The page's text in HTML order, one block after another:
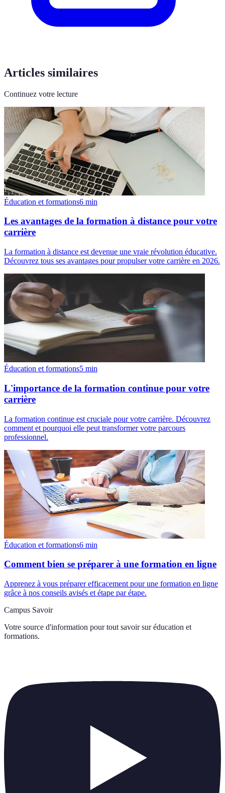
Articles similaires
Continuez votre lecture
Éducation et formations6 min
Les avantages de la formation à distance pour votre
carrière
La formation à distance est devenue une vraie révolution éducative.
Découvrez tous ses avantages pour propulser votre carrière en 2026.
Éducation et formations5 min
L'importance de la formation continue pour votre
carrière
La formation continue est cruciale pour votre carrière. Découvrez
comment et pourquoi elle peut transformer votre parcours
professionnel.
Éducation et formations6 min
Comment bien se préparer à une formation en ligne
Apprenez à vous préparer efficacement pour une formation en ligne
grâce à nos conseils avisés et étape par étape.
Campus Savoir
Votre source d'information pour tout savoir sur éducation et
formations.